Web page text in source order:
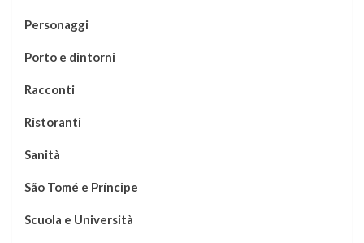
Personaggi
Porto e dintorni
Racconti
Ristoranti
Sanità
São Tomé e Príncipe
Scuola e Università